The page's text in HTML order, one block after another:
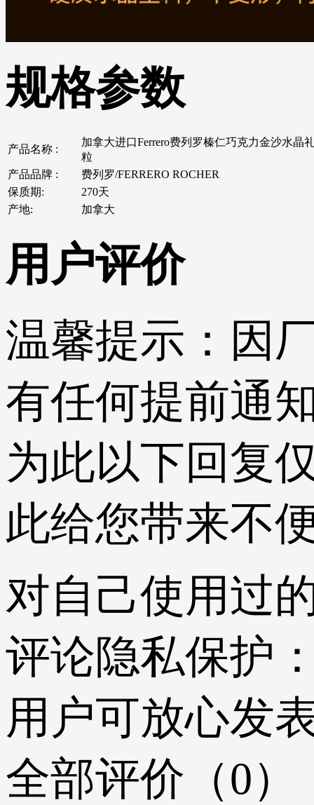
规格参数
产品名称 :
加拿大进口Ferrero费列罗榛仁巧克力金沙水晶
粒
产品品牌 :
费列罗/FERRERO ROCHER
保质期:
270天
产地:
加拿大
用户评价
温馨提示： 因
有任何提前通
为此以下回复
此给您带来不
对自己使用过
评论隐私保护
用户可放心发
全部评价（0）